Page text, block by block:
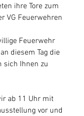
ihre Tore zum
VG Feuerwehren
Feuerwehr
diesem Tag die
sich Ihnen zu
ab 11 Uhr mit
vor und